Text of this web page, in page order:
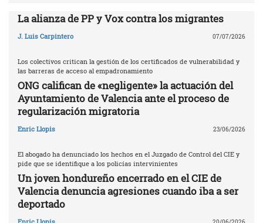
La alianza de PP y Vox contra los migrantes
J. Luis Carpintero 07/07/2026
Los colectivos critican la gestión de los certificados de vulnerabilidad y
las barreras de acceso al empadronamiento
ONG califican de «negligente» la actuación del
Ayuntamiento de Valencia ante el proceso de
regularización migratoria
Enric Llopis 23/06/2026
El abogado ha denunciado los hechos en el Juzgado de Control del CIE y
pide que se identifique a los policías intervinientes
Un joven hondureño encerrado en el CIE de
Valencia denuncia agresiones cuando iba a ser
deportado